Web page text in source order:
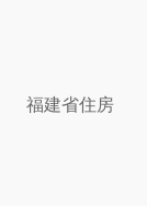
福建省住房